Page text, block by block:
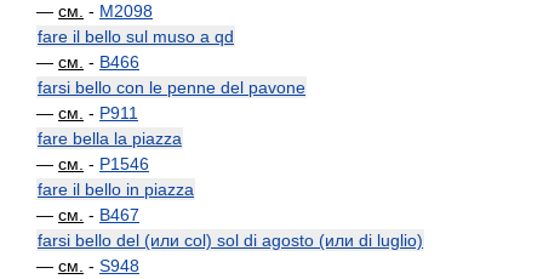
— см. - M2098
fare il bello sul muso a qd
— см. - B466
farsi bello con le penne del pavone
— см. - P911
fare bella la piazza
— см. - P1546
fare il bello in piazza
— см. - B467
farsi bello del (или col) sol di agosto (или di luglio)
— см. - S948